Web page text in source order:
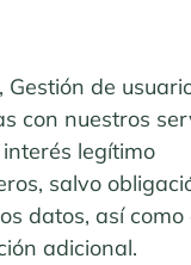
de
con nuestros
legítimo
salvo
datos, así como
adicional.